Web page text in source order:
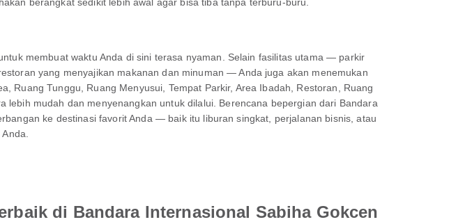
membuat waktu Anda di sini terasa nyaman. Selain fasilitas utama — parkir
yang menyajikan makanan dan minuman — Anda juga akan menemukan
Ruang Tunggu, Ruang Menyusui, Tempat Parkir, Area Ibadah, Restoran, Ruang
mudah dan menyenangkan untuk dilalui. Berencana bepergian dari Bandara
ke destinasi favorit Anda — baik itu liburan singkat, perjalanan bisnis, atau
di Bandara Internasional Sabiha Gokcen